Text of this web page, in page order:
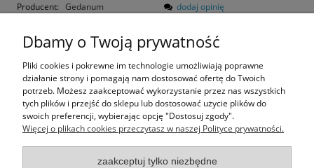
Producent: Gedanum
dodaj opinię
Opis
Opinie o produkcie (0)
Rozmiar pocztówki: 14,8x10,5 cm
Dbamy o Twoją prywatność
Pliki cookies i pokrewne im technologie umożliwiają poprawne
działanie strony i pomagają nam dostosować ofertę do Twoich
potrzeb. Możesz zaakceptować wykorzystanie przez nas wszystkich
tych plików i przejść do sklepu lub dostosować użycie plików do
swoich preferencji, wybierając opcję "Dostosuj zgody".
Więcej o plikach cookies przeczytasz w naszej Polityce prywatności.
zaakceptuj tylko niezbędne